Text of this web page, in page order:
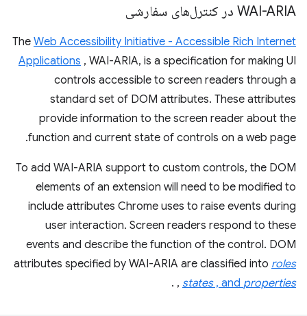
WAI-ARIA در کنترل‌های سفارشی
The Web Accessibility Initiative - Accessible Rich Internet
Applications , WAI-ARIA, is a specification for making UI
controls accessible to screen readers through a
standard set of DOM attributes. These attributes
provide information to the screen reader about the
function and current state of controls on a web page.
To add WAI-ARIA support to custom controls, the DOM
elements of an extension will need to be modified to
include attributes Chrome uses to raise events during
user interaction. Screen readers respond to these
events and describe the function of the control. DOM
attributes specified by WAI-ARIA are classified into roles
, states, and properties
.